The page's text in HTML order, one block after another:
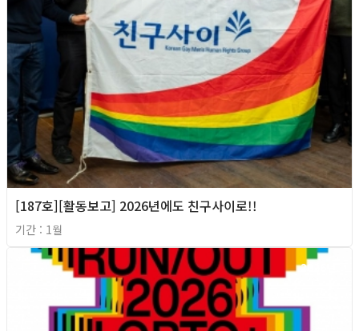
[187호][활동보고] 2026년에도 친구사이로!!
기간 : 1월
2026년